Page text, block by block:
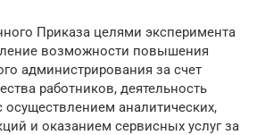
Приказа целями эксперимента
возможности повышения
администрирования за счет
работников, деятельность
осуществлением аналитических,
и оказанием сервисных услуг за